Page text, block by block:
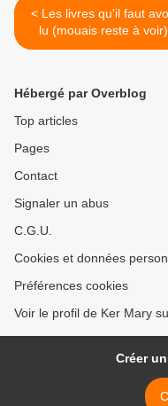
< Les livres qu'il faut avoir
lu (mouais reste à voir)
Hébergé par Overblog
Top articles
Pages
Contact
Signaler un abus
C.G.U.
Cookies et données
Préférences cookies
Voir le profil de Ker Mary
Créer